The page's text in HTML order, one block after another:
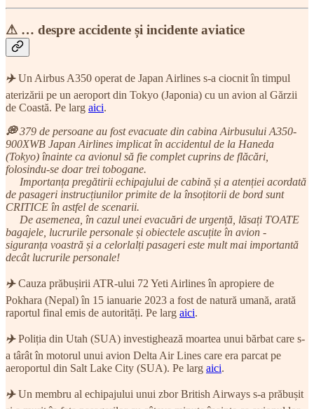
⚠ … despre accidente și incidente aviatice
✈️Un Airbus A350 operat de Japan Airlines s-a ciocnit în timpul
aterizării pe un aeroport din Tokyo (Japonia) cu un avion al Gărzii
de Coastă. Pe larg aici.
💭379 de persoane au fost evacuate din cabina Airbusului A350-
900XWB Japan Airlines implicat în accidentul de la Haneda
(Tokyo) înainte ca avionul să fie complet cuprins de flăcări,
folosindu-se doar trei tobogane.
Importanța pregătirii echipajului de cabină și a atenției acordată
de pasageri instrucțiunilor primite de la însoțitorii de bord sunt
CRITICE în astfel de scenarii.
De asemenea, în cazul unei evacuări de urgență, lăsați TOATE
bagajele, lucrurile personale și obiectele ascuțite în avion -
siguranța voastră și a celorlalți pasageri este mult mai importantă
decât lucrurile personale!
✈️Cauza prăbușirii ATR-ului 72 Yeti Airlines în apropiere de
Pokhara (Nepal) în 15 ianuarie 2023 a fost de natură umană, arată
raportul final emis de autorități. Pe larg aici.
✈️Poliția din Utah (SUA) investighează moartea unui bărbat care s-
a târât în motorul unui avion Delta Air Lines care era parcat pe
aeroportul din Salt Lake City (SUA). Pe larg aici.
✈️Un membru al echipajului unui zbor British Airways s-a prăbușit